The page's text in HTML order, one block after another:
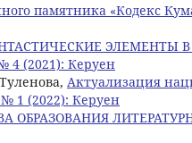
памятника «Кодекс
ЭЛЕМЕНТЫ В
4 (2021): Керуен
Актуализация
1 (2022): Керуен
ОБРАЗОВАНИЯ